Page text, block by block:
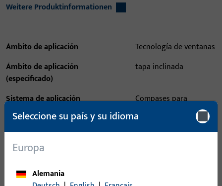
Weitere Produktinformationen
Ámbito de aplicación
Tecnología de ventanas
Ámbito de aplicación
(especificado)
tapa inclinada
Sistema de aplicación
Compases para
Tipo de producto
Compás proyectante
Peso bruto
Seleccione su país y su idioma
Europa
Alemania